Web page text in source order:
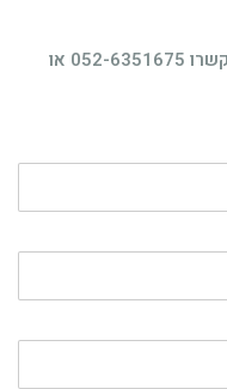
מתעניינים בקורס, הדרכה או ייעוץ? התקשרו 052-6351675 או